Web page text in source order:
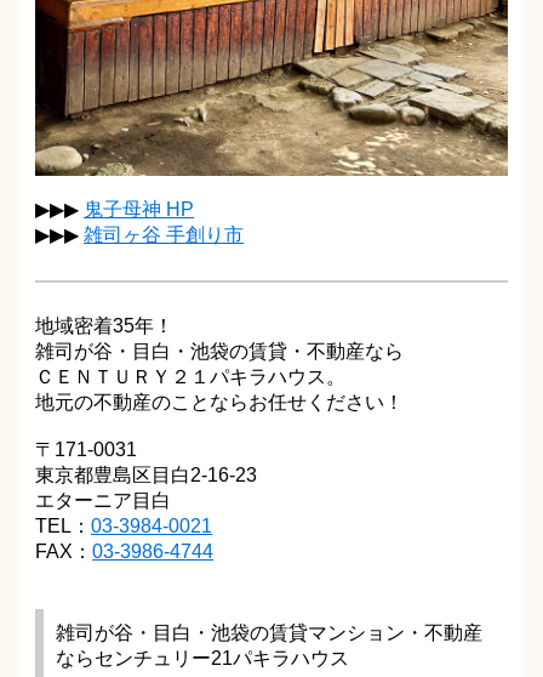
▶▶▶ 鬼子母神 HP
▶▶▶雑司ヶ谷 手創り市
地域密着35年！
雑司が谷・目白・池袋の賃貸・不動産なら
ＣＥＮＴＵＲＹ２１パキラハウス。
地元の不動産のことならお任せください！
〒171-0031
東京都豊島区目白2-16-23
エターニア目白
TEL：03-3984-0021
FAX：03-3986-4744
雑司が谷・目白・池袋の賃貸マンション・不動産
ならセンチュリー21パキラハウス